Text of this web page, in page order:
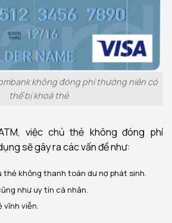
không đóng phí thường niên có
thể bị khoá thẻ
việc chủ thẻ không đóng phí
sẽ gây ra các vấn đề như:
thẻ không thanh toán dư nợ phát sinh.
như uy tín cá nhân.
vĩnh viễn.